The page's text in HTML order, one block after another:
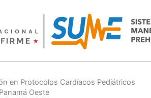
en Protocolos Cardíacos Pediátricos
Oeste